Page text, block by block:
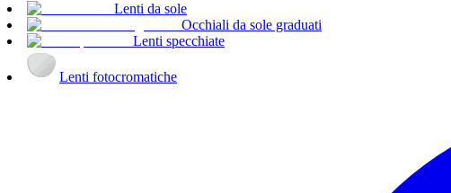
Lenti da sole
Occhiali da sole graduati
Lenti specchiate
Lenti fotocromatiche